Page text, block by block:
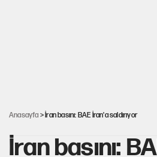
Anasayfa > İran basını: BAE İran'a saldırıyor
İran basını: